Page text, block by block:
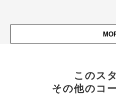
このス
その他のコ